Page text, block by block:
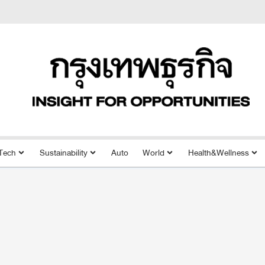
Sustainability Auto World Health&Wellness